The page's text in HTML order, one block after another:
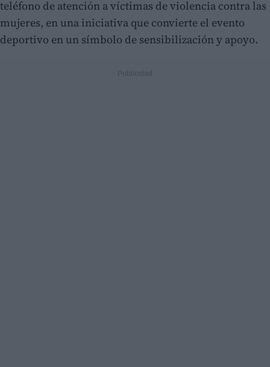
teléfono de atención a víctimas de violencia contra las
mujeres, en una iniciativa que convierte el evento
deportivo en un símbolo de sensibilización y apoyo.